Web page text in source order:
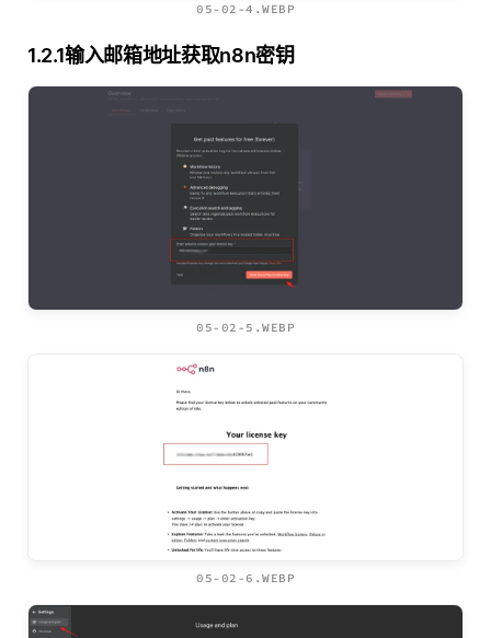
05-02-4.WEBP
1.2.1输入邮箱地址获取n8n密钥
05-02-5.WEBP
05-02-6.WEBP